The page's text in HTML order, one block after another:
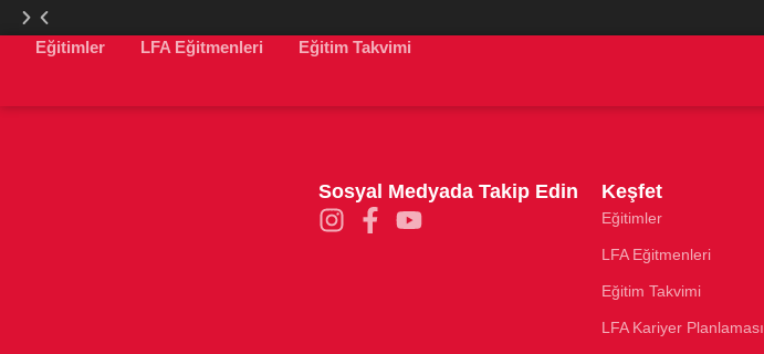
LFA
LFA
Eğitimler LFA Eğitmenleri Eğitim Takvimi
Sosyal Medyada Takip Edin Keşfet
Eğitimler
LFA Eğitmenleri
Eğitim Takvimi
LFA Kariyer Planlaması